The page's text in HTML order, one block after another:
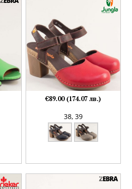
38, 39
€89.00 (174.07 лв.)